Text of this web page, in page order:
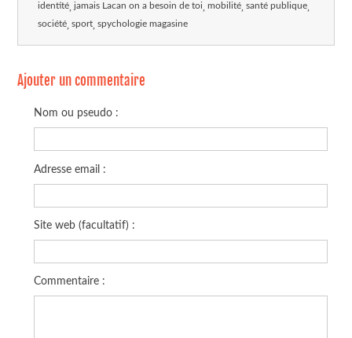
identité jamais Lacan on a besoin de toi mobilité santé publique
société sport spychologie magasine
Ajouter un commentaire
Nom ou pseudo :
Adresse email :
Site web (facultatif) :
Commentaire :